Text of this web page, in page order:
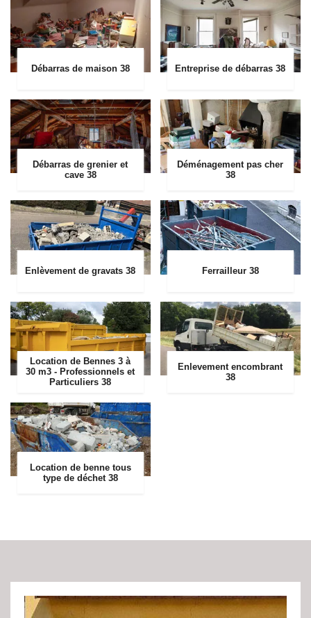
Débarras de maison 38 Entreprise de débarras 38
Débarras de grenier et
cave 38
Déménagement pas cher
38
Enlèvement de gravats 38 Ferrailleur 38
Location de Bennes 3 à
30 m3 - Professionnels et
Particuliers 38
Enlevement encombrant
38
Location de benne tous
type de déchet 38